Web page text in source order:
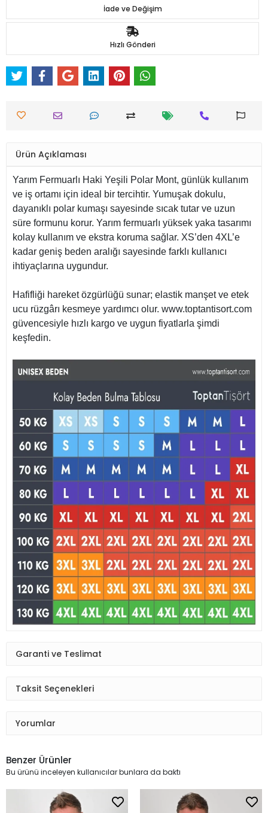
İade ve Değişim
Hızlı Gönderi
Ürün Açıklaması
Yarım Fermuarlı Haki Yeşili Polar Mont, günlük kullanım
ve iş ortamı için ideal bir tercihtir. Yumuşak dokulu,
dayanıklı polar kumaşı sayesinde sıcak tutar ve uzun
süre formunu korur. Yarım fermuarlı yüksek yaka tasarımı
kolay kullanım ve ekstra koruma sağlar. XS’den 4XL’e
kadar geniş beden aralığı sayesinde farklı kullanıcı
ihtiyaçlarına uygundur.
Hafifliği hareket özgürlüğü sunar; elastik manşet ve etek
ucu rüzgârı kesmeye yardımcı olur. www.toptantisort.com
güvencesiyle hızlı kargo ve uygun fiyatlarla şimdi
keşfedin.
Garanti ve Teslimat
Taksit Seçenekleri
Yorumlar
Benzer Ürünler
Bu ürünü inceleyen kullanıcılar bunlara da baktı